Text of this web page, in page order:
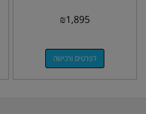
₪1,895
לפרטים ורכישה